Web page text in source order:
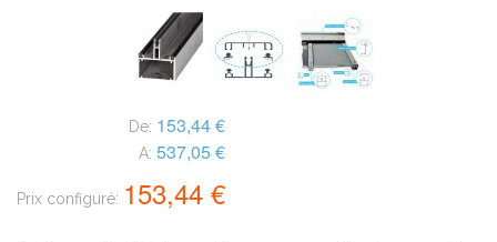
De: 153,44 €
A: 537,05 €
Prix configuré: 153,44 €